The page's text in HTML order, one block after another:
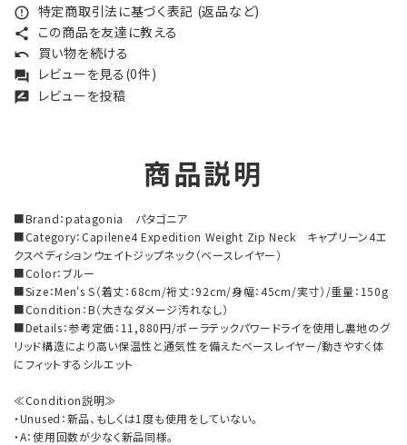
error_outline 特定商取引法に基づく表記 (返品など)
share この商品を友達に教える
undo 買い物を続ける
forum レビューを見る(0件)
rate_review レビューを投稿
商品説明
■Brand：patagonia パタゴニア
■Category：Capilene4 Expedition Weight Zip Neck キャプリーン4エ
クスペディションウェイトジップネック（ベースレイヤー）
■Color：ブルー
■Size：Men's S（着丈：68cm/裄丈：92cm/身幅：45cm/実寸）/重量：150g
■Condition：B（大きなダメージ汚れなし）
■Details：参考定価：11,880円/ポーラテックパワードライを使用し裏地のグ
リッド構造により高い保温性と通気性を備えたベースレイヤー/動きやすく体
にフィットするシルエット
≪Condition説明≫
・Unused：新品、もしくは1度も使用をしていない。
・A：使用回数が少なく新品同様。